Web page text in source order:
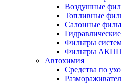
Воздушные
Топливные
Салонные
Фильтры
Фильтры АКПП
Автохимия
Средства по